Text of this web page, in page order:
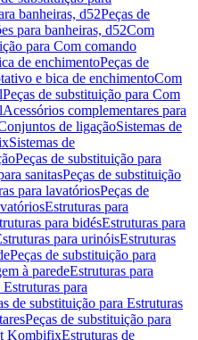
banheiras, d52Peças de
para banheiras, d52Com
para Com comando
de enchimentoPeças de
e bica de enchimentoCom
Peças de substituição para Com
Acessórios complementares para
de ligaçãoSistemas de
Sistemas de
Peças de substituição para
sanitasPeças de substituição
para lavatóriosPeças de
Estruturas para
para bidésEstruturas para
para urinóisEstruturas
Peças de substituição para
à paredeEstruturas para
para
de substituição para Estruturas
Peças de substituição para
KombifixEstruturas de